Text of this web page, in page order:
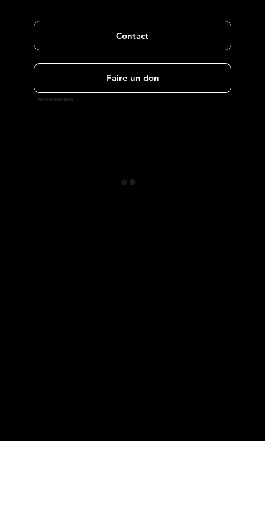
PASTEUR GEM KAKOU
Faire un don
Contact